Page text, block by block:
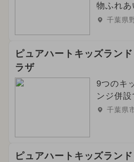
2025年5月のイベント
夏休み（日帰り）
2023年12月のイベント
2024年5月のイベント
2024年6月のイベント
物ふれあ
千葉県
ピュアハートキッズラン
ラザ
9つのキ
ンジ併設
千葉県
ピュアハートキッズラン